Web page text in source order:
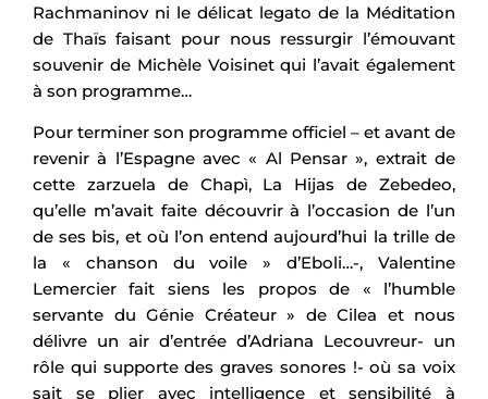
Rachmaninov ni le délicat legato de la Méditation
de Thaïs faisant pour nous ressurgir l’émouvant
souvenir de Michèle Voisinet qui l’avait également
à son programme…
Pour terminer son programme officiel – et avant de
revenir à l’Espagne avec « Al Pensar », extrait de
cette zarzuela de Chapì, La Hijas de Zebedeo,
qu’elle m’avait faite découvrir à l’occasion de l’un
de ses bis, et où l’on entend aujourd’hui la trille de
la « chanson du voile » d’Eboli…-, Valentine
Lemercier fait siens les propos de « l’humble
servante du Génie Créateur » de Cilea et nous
délivre un air d’entrée d’Adriana Lecouvreur- un
rôle qui supporte des graves sonores !- où sa voix
sait se plier avec intelligence et sensibilité à